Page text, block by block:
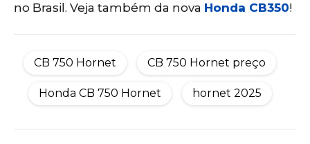
no Brasil. Veja também da nova Honda CB350!
CB 750 Hornet CB 750 Hornet preço
Honda CB 750 Hornet hornet 2025